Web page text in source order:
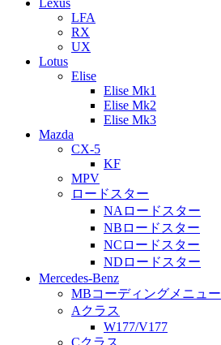
Lexus
LFA
RX
UX
Lotus
Elise
Elise Mk1
Elise Mk2
Elise Mk3
Mazda
CX-5
KF
MPV
ロードスター
NAロードスター
NBロードスター
NCロードスター
NDロードスター
Mercedes-Benz
MBコーディングメニュー
Aクラス
W177/V177
Cクラス